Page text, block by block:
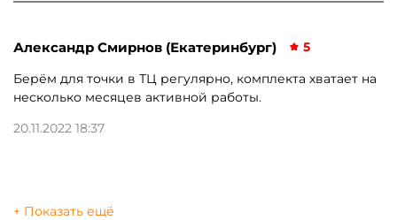
Александр Смирнов (Екатеринбург)
5
Берём для точки в ТЦ регулярно, комплекта хватает на
несколько месяцев активной работы.
20.11.2022 18:37
+ Показать ещё